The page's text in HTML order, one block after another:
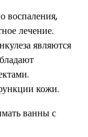
воспаления,
лечение.
являются
кожи.
ванны с